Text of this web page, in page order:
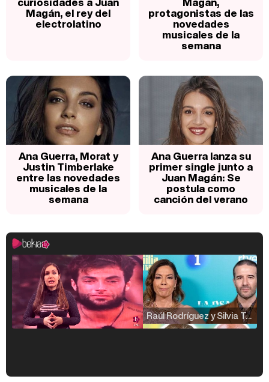
Magán, el rey del
electrolatino
protagonistas de las
novedades
musicales de la
semana
Ana Guerra, Morat y
Justin Timberlake
entre las novedades
musicales de la
semana
Ana Guerra lanza su
primer single junto a
Juan Magán: Se
postula como
canción del verano
Raúl Rodríguez y Silvia Taulés nos cuentan su papel en 'La familia de la tele'